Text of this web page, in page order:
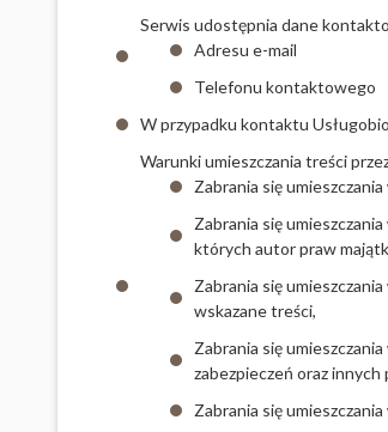
Serwis udostępnia dane
Adresu e-mail
Telefonu kontaktowego
W przypadku kontaktu
Warunki umieszczania treści
Zabrania się
Zabrania się
których autor praw
Zabrania się
wskazane treści,
Zabrania się
zabezpieczeń oraz
Zabrania się